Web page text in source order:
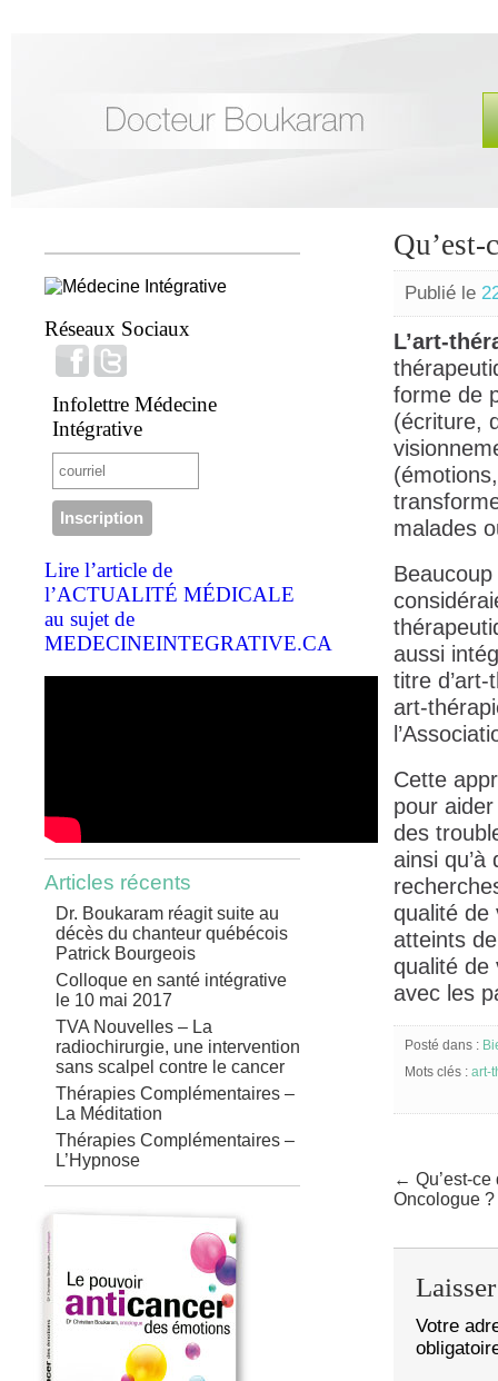
Réseaux Sociaux
Infolettre Médecine
Intégrative
Lire l’article de
l’ACTUALITÉ MÉDICALE
au sujet de
MEDECINEINTEGRATIVE.CA
Articles récents
Dr. Boukaram réagit suite au
décès du chanteur québécois
Patrick Bourgeois
Colloque en santé intégrative
le 10 mai 2017
TVA Nouvelles – La
radiochirurgie, une intervention
sans scalpel contre le cancer
Thérapies Complémentaires –
La Méditation
Thérapies Complémentaires –
L’Hypnose
Qu’est-
Publié le
L’art-
forme de
(écriture,
malades
aussi
titre
art-
Cette
pour
des
ainsi
qualité de
atteints
qualité de
avec les
Posté dans :
Mots clés : art-
← Qu’est-ce
Oncologue ?
Votre